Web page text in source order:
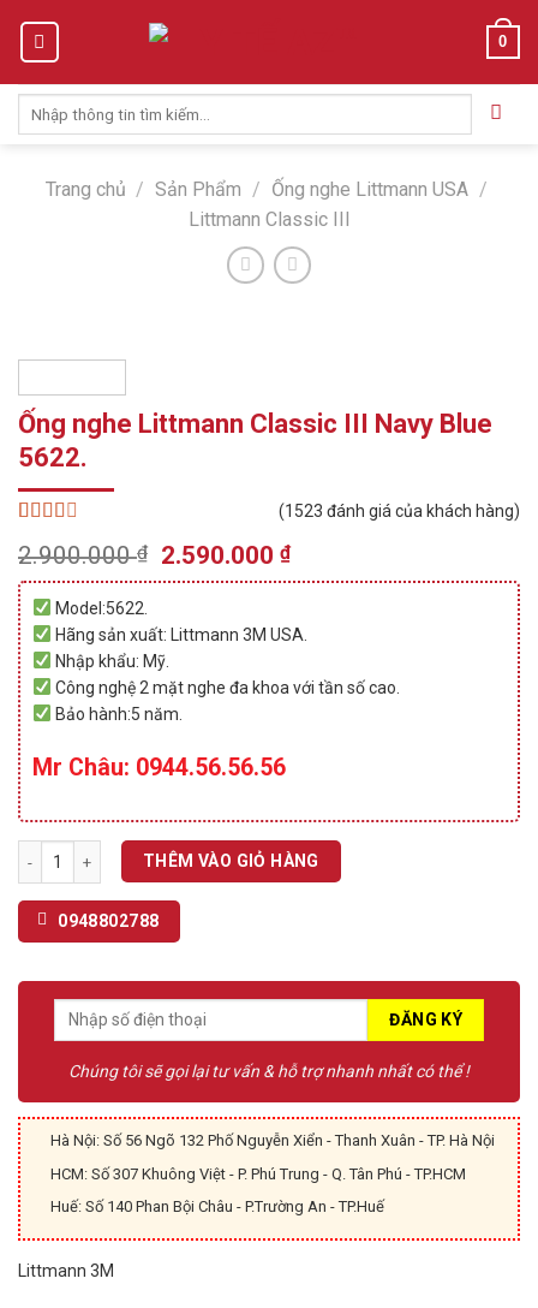
0
kiếm:
Trang chủ / Sản Phẩm / Ống nghe Littmann USA /
Littmann Classic III
Ống nghe Littmann Classic III Navy Blue
5622.
trên 5
dựa
trên
đánh
giá
(1523 đánh giá của khách hàng)
2.900.000₫
Original
price
2.900.000 ₫.
2.590.000₫Current
price
2.590.000 ₫.
Model:5622.
Hãng sản xuất: Littmann 3M USA.
Nhập khẩu: Mỹ.
Công nghệ 2 mặt nghe đa khoa với tần số cao.
Bảo hành:5 năm.
Mr Châu: 0944.56.56.56
Ống nghe Littmann Classic III Navy Blue 5622. số lượng
THÊM VÀO GIỎ HÀNG
0948802788
Chúng tôi sẽ gọi lại tư vấn & hỗ trợ nhanh nhất có thể !
Hà Nội: Số 56 Ngõ 132 Phố Nguyễn Xiển - Thanh Xuân - TP. Hà Nội
HCM: Số 307 Khuông Việt - P. Phú Trung - Q. Tân Phú - TP.HCM
Huế: Số 140 Phan Bội Châu - P.Trường An - TP.Huế
Littmann 3M